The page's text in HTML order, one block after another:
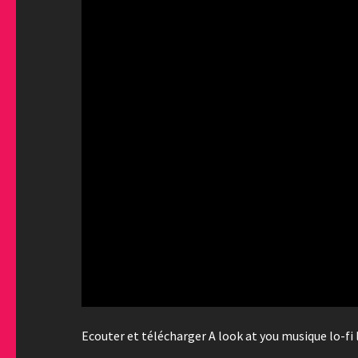
Ecouter et télécharger A look at you musique lo-fi